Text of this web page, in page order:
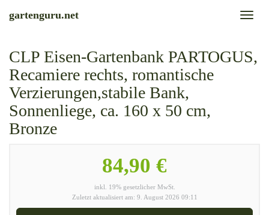
Toggle
gartenguru.net
CLP Eisen-Gartenbank PARTOGUS,
Recamiere rechts, romantische
Verzierungen,stabile Bank,
Sonnenliege, ca. 160 x 50 cm,
Bronze
84,90 €
inkl. 19% gesetzlicher MwSt.
Zuletzt aktualisiert am: 9. August 2026 09:11